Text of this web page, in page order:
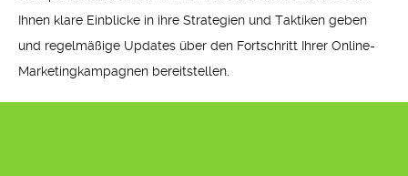
Ihnen klare Einblicke in ihre Strategien und Taktiken geben
und regelmäßige Updates über den Fortschritt Ihrer Online-
Marketingkampagnen bereitstellen.